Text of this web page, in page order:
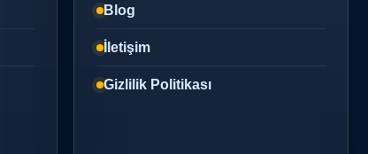
Blog
İletişim
Gizlilik Politikası